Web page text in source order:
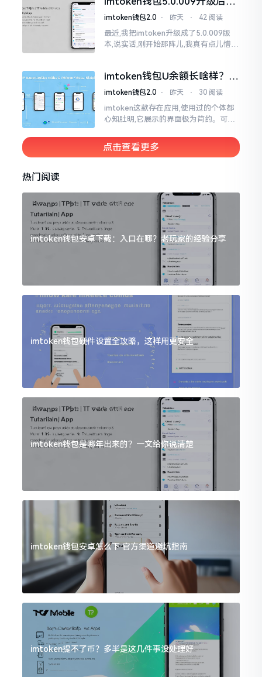
用？老用户实测分享
imtoken钱包2.0 ⋅ 昨天 ⋅ 42 阅读
最近,我把imtoken升级成了5.0.009版
本,说实话,刚开始那阵儿,我真有点儿懵,
imtoken钱包U余额长啥样？截
图这样看
imtoken钱包2.0 ⋅ 昨天 ⋅ 30 阅读
imtoken这款存在应用,使用过的个体都
心知肚明,它展示的界面极为简约。可是,
感受产生些许困惑。
点击查看更多
热门阅读
imtoken钱包安卓下载：入口在哪？老玩家的经验分享
imtoken钱包硬件设置全攻略，这样用更安全
imtoken钱包是哪年出来的？一文给你说清楚
imtoken钱包安卓怎么下 官方渠道避坑指南
imtoken提不了币？多半是这几件事没处理好